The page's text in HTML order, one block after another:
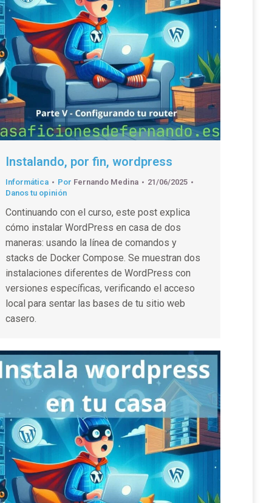
Instalando, por fin, wordpress
Informática Por Fernando Medina
21/06/2025
Danos tu opinión
Continuando con el curso, este post explica
cómo instalar WordPress en casa de dos
maneras: usando la línea de comandos y
stacks de Docker Compose. Se muestran dos
instalaciones diferentes de WordPress con
versiones específicas, verificando el acceso
local para sentar las bases de tu sitio web
casero.